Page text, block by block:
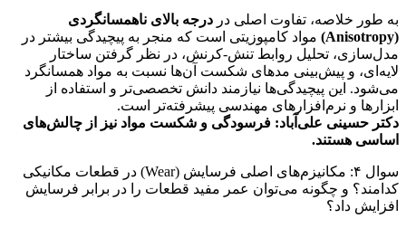
به طور خلاصه، تفاوت اصلی در درجه بالای ناهمسانگردی
(Anisotropy)
مواد کامپوزیتی است که منجر به پیچیدگی بیشتر در
مدل‌سازی، تحلیل روابط تنش-کرنش، در نظر گرفتن ساختار
لایه‌ای، و پیش‌بینی مدهای شکست آن‌ها نسبت به مواد همسانگرد
می‌شود. این پیچیدگی‌ها نیازمند دانش تخصصی‌تر و استفاده از
ابزارها و نرم‌افزارهای مهندسی پیشرفته‌تر است.
دکتر حسینی علی‌آباد: فرسودگی و شکست مواد نیز از چالش‌های
اساسی هستند.
سوال ۴: مکانیزم‌های اصلی فرسایش (Wear) در قطعات مکانیکی
کدامند؟ و چگونه می‌توان عمر مفید قطعات را در برابر فرسایش
افزایش داد؟